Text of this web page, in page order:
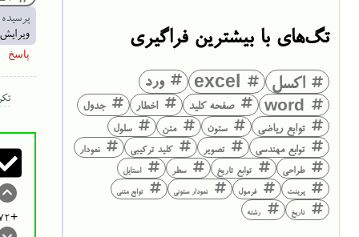
تگ‌های با بیشترین فراگیری
اکسل excel ورد
word صفحه کلید اخطار
جدول
توابع ریاضی
ستون متن
سلول
توابع مهندسی
تصویر کلید ترکیبی
نمودار
طراحی
توابع تاریخ سطر استایل
پرینت فرمول نمودار ستونی توابع متنی
تاریخ رشته +72